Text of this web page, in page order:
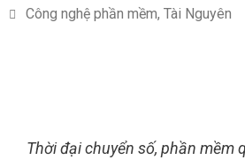
Công nghệ phần mềm, Tài Nguyên
Thời đại chuyển số, phần mềm